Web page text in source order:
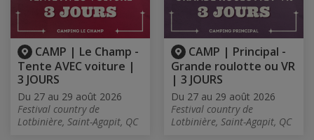
CAMP | Le Champ -
Tente AVEC voiture |
3 JOURS
Du 27 au 29 août 2026
Festival country de
Lotbinière, Saint-Agapit, QC
CAMP | Principal -
Grande roulotte ou VR
| 3 JOURS
Du 27 au 29 août 2026
Festival country de
Lotbinière, Saint-Agapit, QC